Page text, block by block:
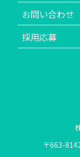
お問い合わせ
採用応募
〒663-